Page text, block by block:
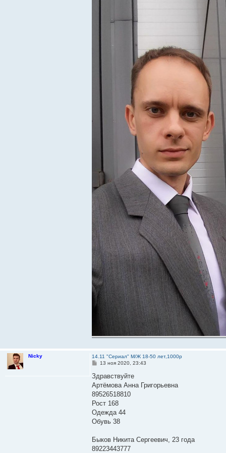
Nicky
14.11 "Сериал" М/Ж 18-50 лет,1000р
С
о
б
щ
е
и
е
13 ноя 2020, 23:43
Здравствуйте
Артёмова Анна Григорьевна
89526518810
Рост 168
Одежда 44
Обувь 38
Быков Никита Сергеевич, 23 года
89223443777